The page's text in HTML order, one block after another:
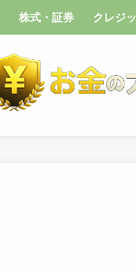
株式・証券 クレジ